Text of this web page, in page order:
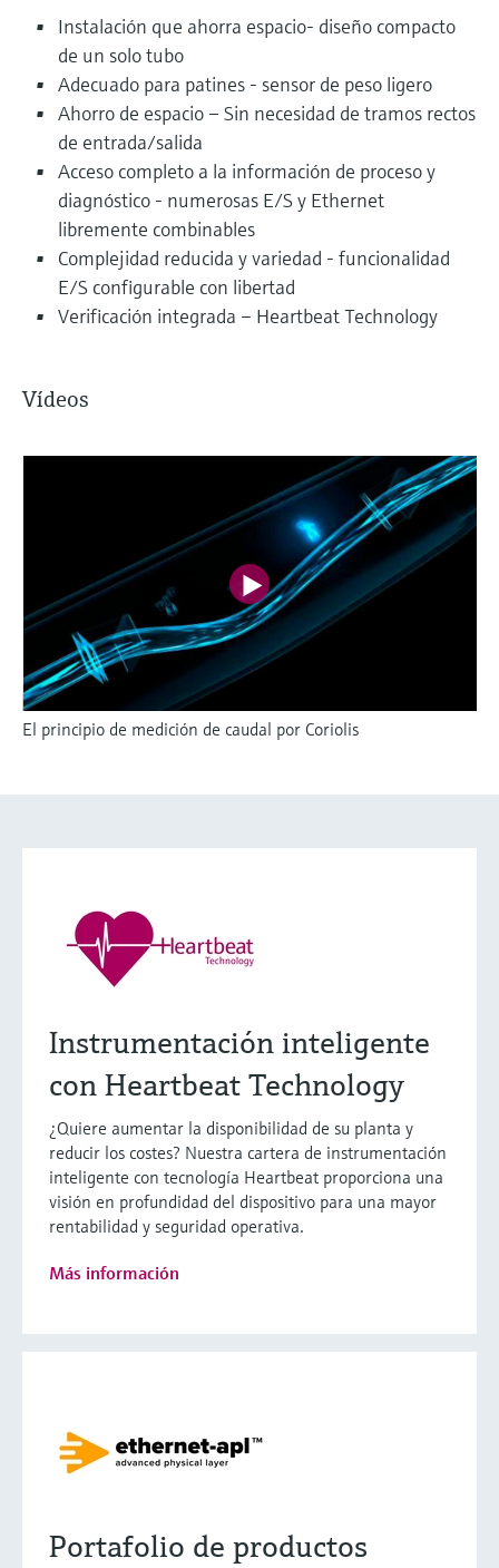
Instalación que ahorra espacio- diseño compacto
de un solo tubo
Adecuado para patines - sensor de peso ligero
Ahorro de espacio – Sin necesidad de tramos rectos
de entrada/salida
Acceso completo a la información de proceso y
diagnóstico - numerosas E/S y Ethernet
libremente combinables
Complejidad reducida y variedad - funcionalidad
E/S configurable con libertad
Verificación integrada – Heartbeat Technology
Vídeos
El principio de medición de caudal por Coriolis
Instrumentación inteligente
con Heartbeat Technology
¿Quiere aumentar la disponibilidad de su planta y
reducir los costes? Nuestra cartera de instrumentación
inteligente con tecnología Heartbeat proporciona una
visión en profundidad del dispositivo para una mayor
rentabilidad y seguridad operativa.
Más información
Portafolio de productos